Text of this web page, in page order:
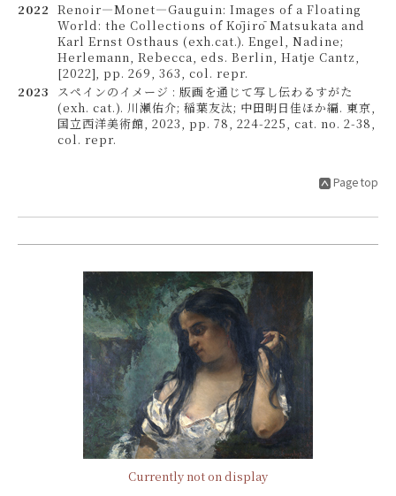
2022 Renoir—Monet—Gauguin: Images of a Floating
World: the Collections of Kōjirō Matsukata and
Karl Ernst Osthaus (exh.cat.). Engel, Nadine;
Herlemann, Rebecca, eds. Berlin, Hatje Cantz,
[2022], pp. 269, 363, col. repr.
2023
スペインのイメージ : 版画を通じて写し伝わるすがた
(exh. cat.). 川瀬佑介; 稲葉友汰; 中田明日佳ほか編. 東京,
国立西洋美術館, 2023, pp. 78, 224-225, cat. no. 2-38,
col. repr.
Page top
Currently not on display